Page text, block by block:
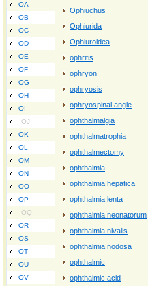
OA
OB
OC
OD
OE
OF
OG
OH
OI
OJ
OK
OL
OM
ON
OO
OP
OQ
OR
OS
OT
OU
OV
Ophiuchus
Ophiurida
Ophiuroidea
ophritis
ophryon
ophryosis
ophryospinal angle
ophthalmalgia
ophthalmatrophia
ophthalmectomy
ophthalmia
ophthalmia hepatica
ophthalmia lenta
ophthalmia neonatorum
ophthalmia nivalis
ophthalmia nodosa
ophthalmic
ophthalmic acid